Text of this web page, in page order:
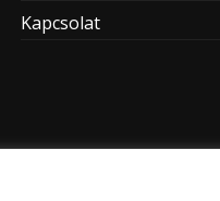
Kapcsolat